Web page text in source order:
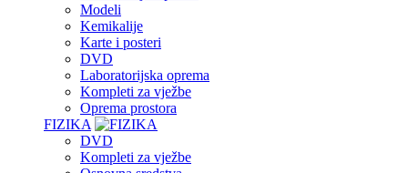
Modeli
Kemikalije
Karte i posteri
DVD
Laboratorijska oprema
Kompleti za vježbe
Oprema prostora
FIZIKA
DVD
Kompleti za vježbe